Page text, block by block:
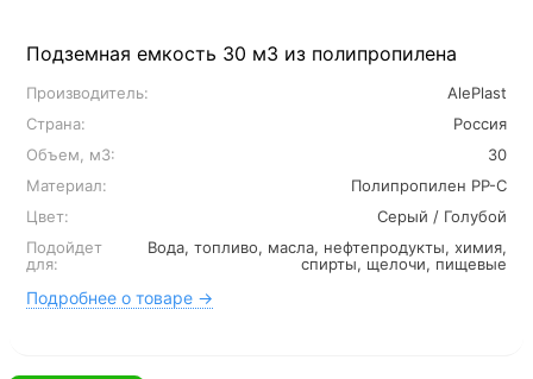
Подземная емкость 30 м3 из полипропилена
Производитель:
AlePlast
Страна:
Россия
Объем, м3:
30
Материал:
Полипропилен PP-C
Цвет:
Серый / Голубой
Подойдет
для:
Вода, топливо, масла, нефтепродукты, химия,
спирты, щелочи, пищевые
Подробнее о товаре →